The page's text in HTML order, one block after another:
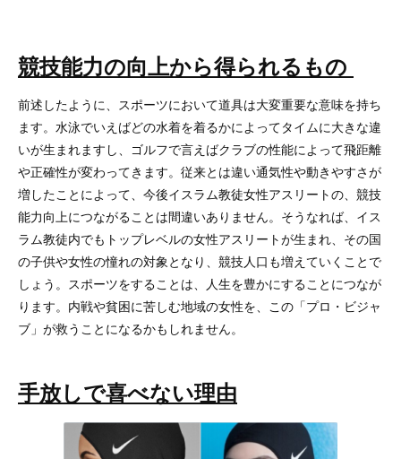
競技能力の向上から得られるもの
前述したように、スポーツにおいて道具は大変重要な意味を持ち
ます。水泳でいえばどの水着を着るかによってタイムに大きな違
いが生まれますし、ゴルフで言えばクラブの性能によって飛距離
や正確性が変わってきます。従来とは違い通気性や動きやすさが
増したことによって、今後イスラム教徒女性アスリートの、競技
能力向上につながることは間違いありません。そうなれば、イス
ラム教徒内でもトップレベルの女性アスリートが生まれ、その国
の子供や女性の憧れの対象となり、競技人口も増えていくことで
しょう。スポーツをすることは、人生を豊かにすることにつなが
ります。内戦や貧困に苦しむ地域の女性を、この「プロ・ビジャ
ブ」が救うことになるかもしれません。
手放しで喜べない理由